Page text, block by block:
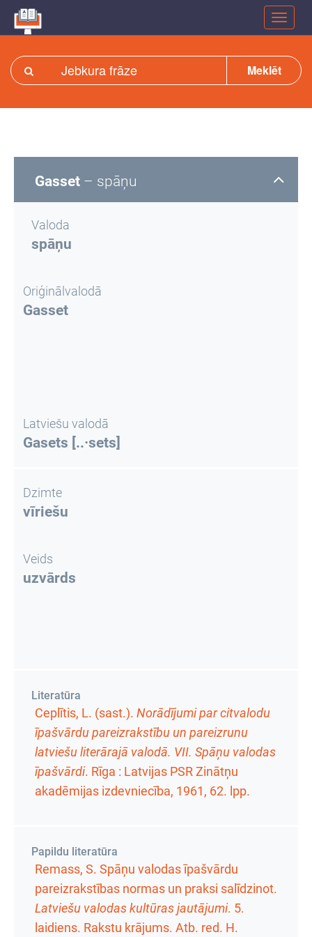
Meklēt
Gasset – spāņu
Valoda
spāņu
Oriģinālvalodā
Gasset
Latviešu valodā
Gasets [..·sets]
Dzimte
vīriešu
Veids
uzvārds
Literatūra
Ceplītis, L. (sast.). Norādījumi par citvalodu
īpašvārdu pareizrakstību un pareizrunu
latviešu literārajā valodā. VII. Spāņu valodas
īpašvārdi. Rīga : Latvijas PSR Zinātņu
akadēmijas izdevniecība, 1961, 62. lpp.
Papildu literatūra
Remass, S. Spāņu valodas īpašvārdu
pareizrakstības normas un praksi salīdzinot.
Latviešu valodas kultūras jautājumi. 5.
laidiens. Rakstu krājums. Atb. red. H.